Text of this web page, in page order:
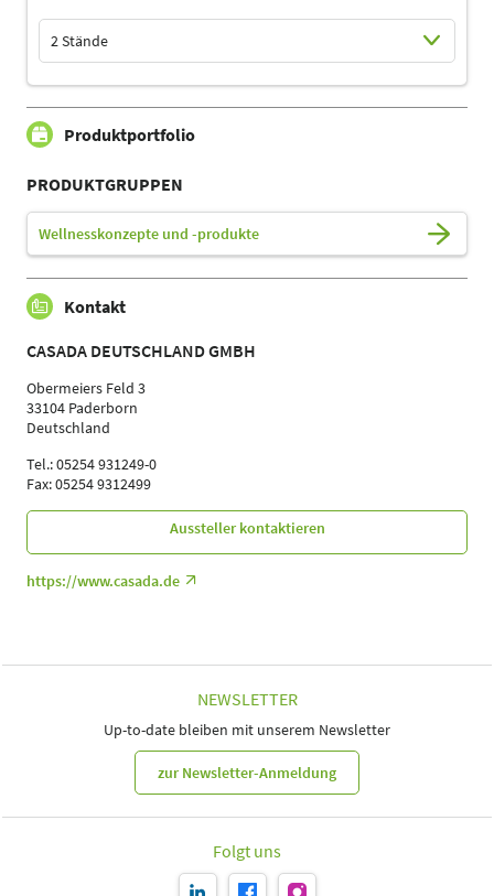
2 Stände
Produktportfolio
PRODUKTGRUPPEN
Wellnesskonzepte und -produkte
Kontakt
CASADA DEUTSCHLAND GMBH
Obermeiers Feld 3
33104 Paderborn
Deutschland
Tel.: 05254 931249-0
Fax: 05254 9312499
Aussteller kontaktieren
https://www.casada.de
NEWSLETTER
Up-to-date bleiben mit unserem Newsletter
zur Newsletter-Anmeldung
Folgt uns